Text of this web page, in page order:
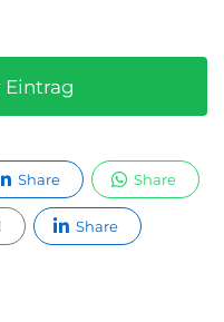
Eintrag
Share Share
Share